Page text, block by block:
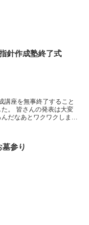
針作成塾終了式
講座を無事終了すること
大変
だなあとワクワクしまし
参り